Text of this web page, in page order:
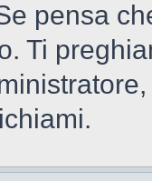
pensa
Ti